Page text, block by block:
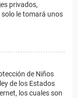
privados,
le tomará unos
de Niños
de los Estados
los cuales son